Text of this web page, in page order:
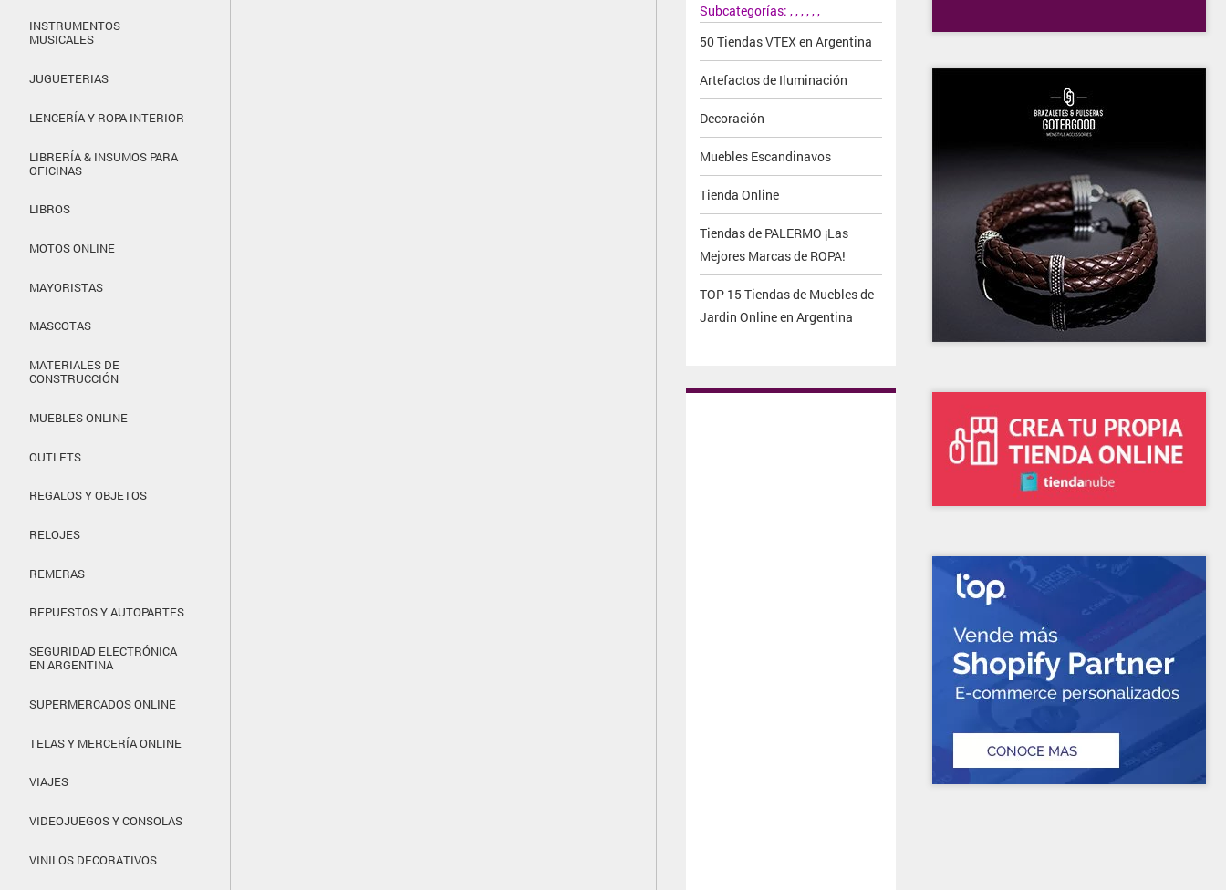
INSTRUMENTOS
MUSICALES
JUGUETERIAS
LENCERÍA Y ROPA INTERIOR
LIBRERÍA & INSUMOS PARA
OFICINAS
LIBROS
MOTOS ONLINE
MAYORISTAS
MASCOTAS
MATERIALES DE
CONSTRUCCIÓN
MUEBLES ONLINE
OUTLETS
REGALOS Y OBJETOS
RELOJES
REMERAS
REPUESTOS Y AUTOPARTES
SEGURIDAD ELECTRÓNICA
EN ARGENTINA
SUPERMERCADOS ONLINE
TELAS Y MERCERÍA ONLINE
VIAJES
VIDEOJUEGOS Y CONSOLAS
VINILOS DECORATIVOS
Subcategorías:
50 Tiendas VTEX en Argentina
,
Artefactos de Iluminación
,
Decoración
,
Muebles Escandinavos
,
Tienda Online
,
Tiendas de PALERMO ¡Las
Mejores Marcas de ROPA!
,
TOP 15 Tiendas de Muebles de
Jardin Online en Argentina